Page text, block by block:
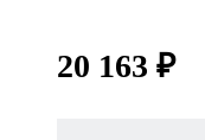
20 163 ₽